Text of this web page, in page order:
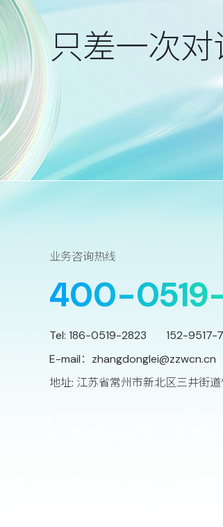
只差一次对
业务咨询热线
400-
Tel: 186-0519-2823 152-9517-
E-mail： zhangdonglei@zzwcn.cn
地址: 江苏省常州市新北区三井街